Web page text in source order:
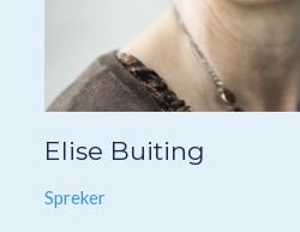
Elise Buiting
Spreker